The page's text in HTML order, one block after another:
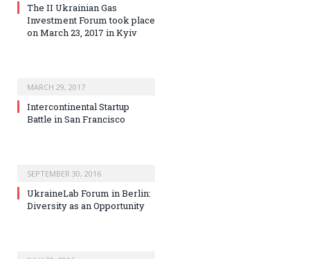
The II Ukrainian Gas
Investment Forum took place
on March 23, 2017 in Kyiv
MARCH 29, 2017
Intercontinental Startup
Battle in San Francisco
SEPTEMBER 30, 2016
UkraineLab Forum in Berlin:
Diversity as an Opportunity